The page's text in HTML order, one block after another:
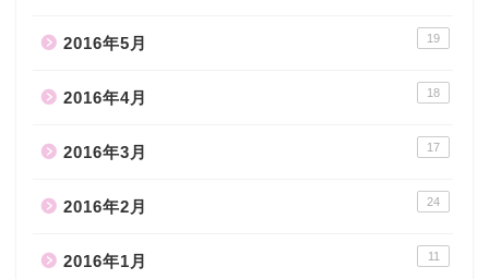
2016年5月 19
2016年4月 18
2016年3月 17
2016年2月 24
2016年1月 11